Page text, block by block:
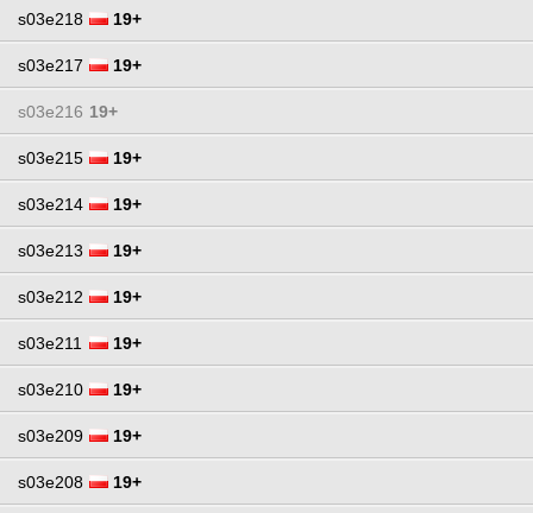
s03e218 19+
s03e217 19+
s03e216 19+
s03e215 19+
s03e214 19+
s03e213 19+
s03e212 19+
s03e211 19+
s03e210 19+
s03e209 19+
s03e208 19+